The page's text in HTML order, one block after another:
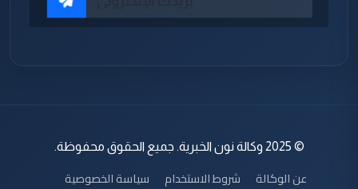
© 2025 وكالة نون الخبرية. جميع الحقوق محفوظة.
عن الوكالة شروط الاستخدام
سياسة الخصوصية